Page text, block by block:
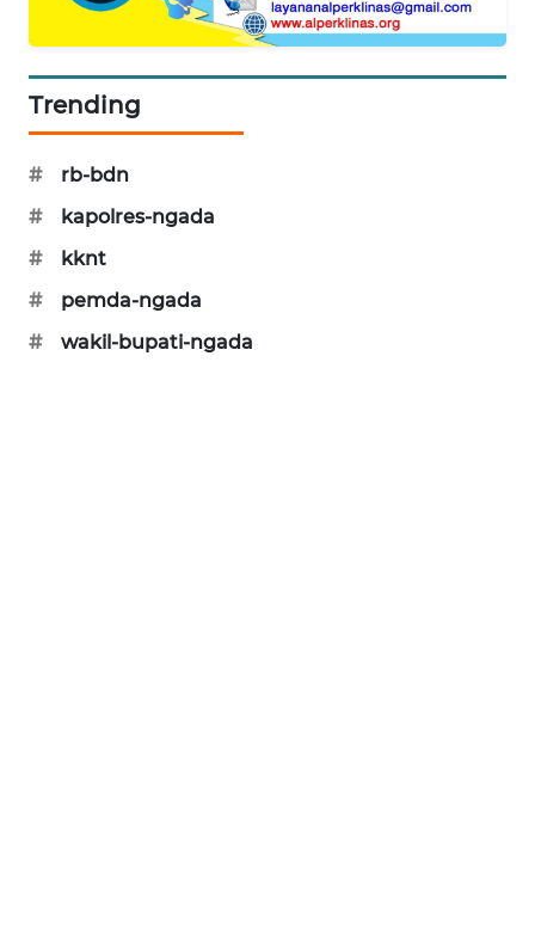
Trending
#
rb-bdn
#
kapolres-ngada
#
kknt
#
pemda-ngada
#
wakil-bupati-ngada
BERAMPU
NEWS
ANUGERAH
NEWS
AKHLAK
ID
PERAPKI
NEWS